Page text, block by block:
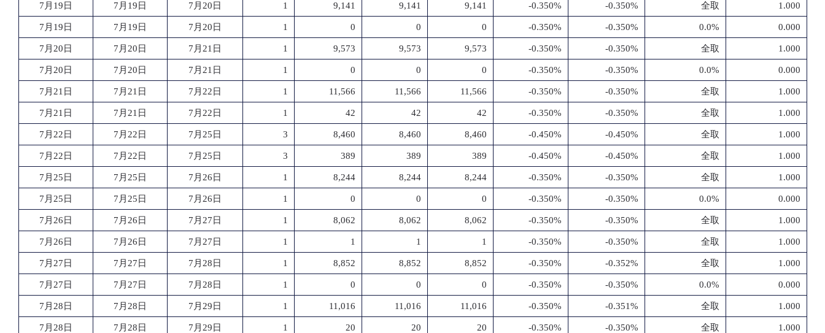
7月19日 7月19日 7月20日 1 9,141 9,141 9,141 -0.350% -0.350% 全取 1.000
7月19日 7月19日 7月20日 1 0 0 0 -0.350% -0.350% 0.0% 0.000
7月20日 7月20日 7月21日 1 9,573 9,573 9,573 -0.350% -0.350% 全取 1.000
7月20日 7月20日 7月21日 1 0 0 0 -0.350% -0.350% 0.0% 0.000
7月21日 7月21日 7月22日 1 11,566 11,566 11,566 -0.350% -0.350% 全取 1.000
7月21日 7月21日 7月22日 1 42 42 42 -0.350% -0.350% 全取 1.000
7月22日 7月22日 7月25日 3 8,460 8,460 8,460 -0.450% -0.450% 全取 1.000
7月22日 7月22日 7月25日 3 389 389 389 -0.450% -0.450% 全取 1.000
7月25日 7月25日 7月26日 1 8,244 8,244 8,244 -0.350% -0.350% 全取 1.000
7月25日 7月25日 7月26日 1 0 0 0 -0.350% -0.350% 0.0% 0.000
7月26日 7月26日 7月27日 1 8,062 8,062 8,062 -0.350% -0.350% 全取 1.000
7月26日 7月26日 7月27日 1 1 1 1 -0.350% -0.350% 全取 1.000
7月27日 7月27日 7月28日 1 8,852 8,852 8,852 -0.350% -0.352% 全取 1.000
7月27日 7月27日 7月28日 1 0 0 0 -0.350% -0.350% 0.0% 0.000
7月28日 7月28日 7月29日 1 11,016 11,016 11,016 -0.350% -0.351% 全取 1.000
7月28日 7月28日 7月29日 1 20 20 20 -0.350% -0.350% 全取 1.000